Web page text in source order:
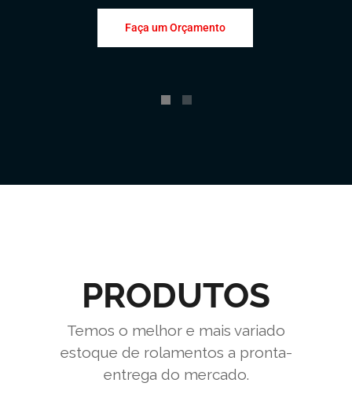
Faça um Orçamento
PRODUTOS
Temos o melhor e mais variado
estoque de rolamentos a pronta-
entrega do mercado.